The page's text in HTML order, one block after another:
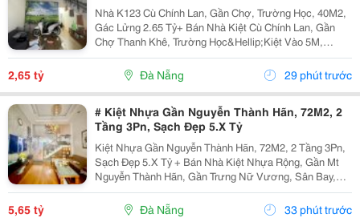
Nhà K123 Cù Chính Lan, Gần Chợ, Trường Học, 40M2,
Gác Lửng 2.65 Tỷ+ Bán Nhà Kiệt Cù Chính Lan, Gần
Chợ Thanh Khê, Trường Học&Hellip;Kiệt Vào 5M,
Trước Nhà 2.5M, Dễ Đi, Gần Kiệt Ô Tô.+ Dt 39M2,
Ngang 4M, Gác Lửng Sẽ, 2Pn 2Wc+ Giá Bán 2.65 Tỷalo
2,65 tỷ Đà Nẵng 29 phút trước
# Kiệt Nhựa Gần Nguyễn Thành Hãn, 72M2, 2
Tầng 3Pn, Sạch Đẹp 5.X Tỷ
Kiệt Nhựa Gần Nguyễn Thành Hãn, 72M2, 2 Tầng 3Pn,
Sạch Đẹp 5.X Tỷ + Bán Nhà Kiệt Nhựa Rộng, Gần Mt
Nguyễn Thành Hãn, Gần Trưng Nữ Vương, Sân Bay,
Nguyễn Hữu Thọ&Hellip;Kiệt Trước Nhà Đổ Nhựa 4.5M
+ Dt 72M2, 2 Tầng Sạch Đẹp, 3Pn 3Wc, P Thờ, Sân...
5,65 tỷ Đà Nẵng 33 phút trước